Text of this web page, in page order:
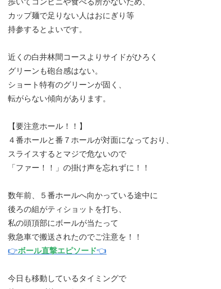
歩いてコンビニや食べる所がないため、
カップ麺で足りない人はおにぎり等
持参するとよいです。
近くの白井林間コースよりサイドがひろく
グリーンも砲台感はない。
ショート特有のグリーンが固く、
転がらない傾向があります。
【要注意ホール！！】
４番ホールと番７ホールが対面になっており、
スライスするとマジで危ないので
「ファー！！」の掛け声を忘れずに！！
数年前、５番ホールへ向かっている途中に
後ろの組がティショットを打ち、
私の頭頂部にボールが当たって
救急車で搬送されたのでご注意を！！
👉ボール直撃エピソード👈
今日も移動しているタイミングで